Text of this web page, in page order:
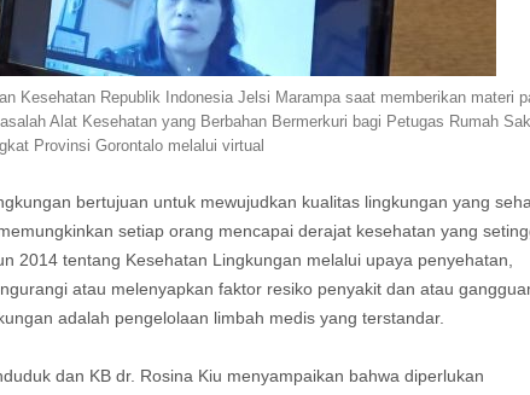
Kesehatan Republik Indonesia Jelsi Marampa saat memberikan materi
Alat Kesehatan yang Berbahan Bermerkuri bagi Petugas Rumah
Provinsi Gorontalo melalui virtual
bertujuan untuk mewujudkan kualitas lingkungan yang
setiap orang mencapai derajat kesehatan yang
2014 tentang Kesehatan Lingkungan melalui upaya penyehatan,
atau melenyapkan faktor resiko penyakit dan atau
adalah pengelolaan limbah medis yang terstandar.
dan KB dr. Rosina Kiu menyampaikan bahwa diperlukan